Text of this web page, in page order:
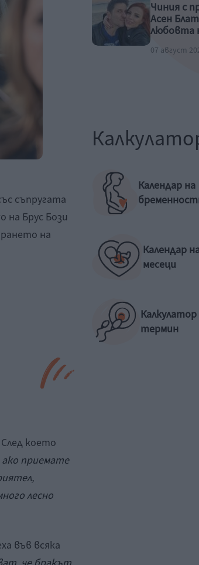
съпругата
на Брус Бози
на
което
приемате
лесно
във всяка
Чиния с
Асен
любовта
07 август
Календар на
Календар
месеци
термин